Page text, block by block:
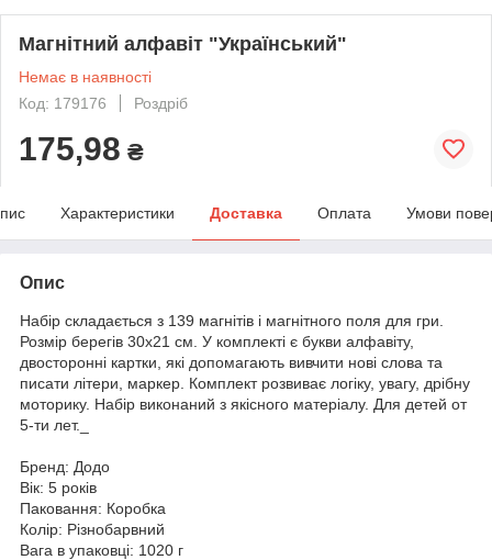
Магнітний алфавіт "Український"
Немає в наявності
Код: 179176
Роздріб
175,98 ₴
Характеристики Доставка Оплата Умови
Опис
Набір складається з 139 магнітів і магнітного поля для гри.
Розмір берегів 30х21 см. У комплекті є букви алфавіту,
двосторонні картки, які допомагають вивчити нові слова та
писати літери, маркер. Комплект розвиває логіку, увагу, дрібну
моторику. Набір виконаний з якісного матеріалу. Для детей от
5-ти лет._
Бренд: Додо
Вік: 5 років
Паковання: Коробка
Колір: Різнобарвний
Вага в упаковці: 1020 г